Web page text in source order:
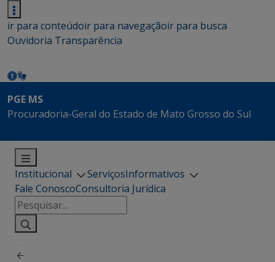
ir para conteúdoir para navegaçãoir para busca
Ouvidoria Transparência
PGE MS
Procuradoria-Geral do Estado de Mato Grosso do Sul
Institucional ServiçosInformativos
Fale ConoscoConsultoria Jurídica
Pesquisar
por: